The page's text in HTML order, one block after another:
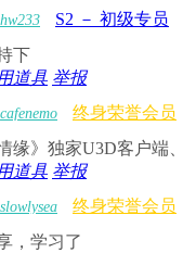
hw233 S2 － 初级专员
下
道具 举报
cafenemo 终身荣誉会员
缘》独家U3D客户端
道具 举报
slowlysea 终身荣誉会员
，学习了